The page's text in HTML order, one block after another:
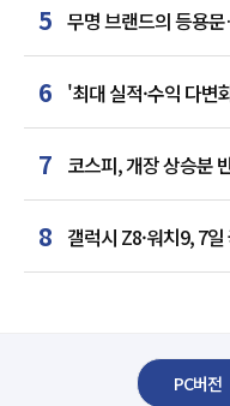
5 무명 브랜드의 등용
6 '최대 실적·수익 다
말년 성장 박차
7 코스피, 개장 상승분
美 경계감
8 갤럭시 Z8·워치9, 7
PC버전